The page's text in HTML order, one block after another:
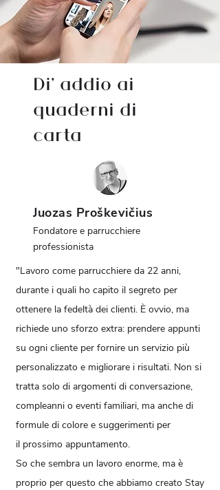
Di' addio ai
quaderni di
carta
Juozas Proškevičius
Fondatore e parrucchiere
professionista
"Lavoro come parrucchiere da 22 anni,
durante i quali ho capito il segreto per
ottenere la fedeltà dei clienti. È ovvio, ma
richiede uno sforzo extra: prendere appunti
su ogni cliente per fornire un servizio più
personalizzato e migliorare i risultati. Non si
tratta solo di argomenti di conversazione,
compleanni o eventi familiari, ma anche di
formule di colore e suggerimenti per
il prossimo appuntamento.
So che sembra un lavoro enorme, ma è
proprio per questo che abbiamo creato Stay